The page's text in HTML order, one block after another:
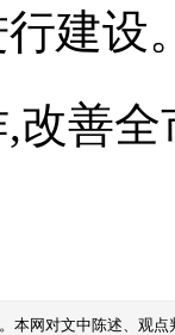
建设
改善
本网对文中陈述、观